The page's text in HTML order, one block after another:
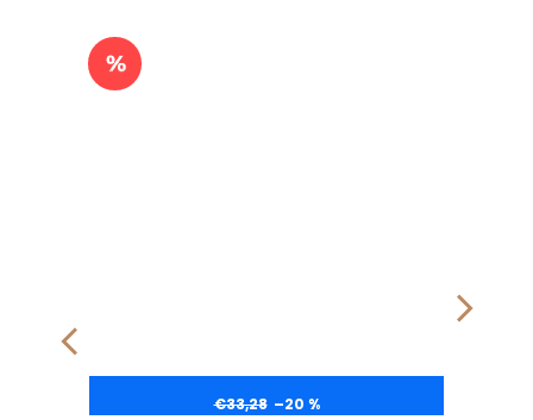
€33,28 –20 %